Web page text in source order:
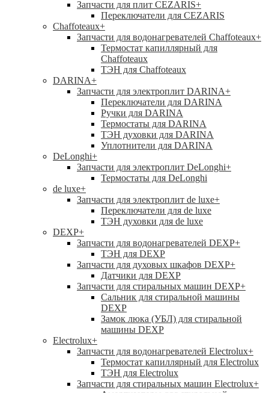
Запчасти для плит CEZARIS+
Переключатели для CEZARIS
Chaffoteaux+
Запчасти для водонагревателей Chaffoteaux+
Термостат капиллярный для
Chaffoteaux
ТЭН для Chaffoteaux
DARINA+
Запчасти для электроплит DARINA+
Переключатели для DARINA
Ручки для DARINA
Термостаты для DARINA
ТЭН духовки для DARINA
Уплотнители для DARINA
DeLonghi+
Запчасти для электроплит DeLonghi+
Термостаты для DeLonghi
de luxe+
Запчасти для электроплит de luxe+
Переключатели для de luxe
ТЭН духовки для de luxe
DEXP+
Запчасти для водонагревателей DEXP+
ТЭН для DEXP
Запчасти для духовых шкафов DEXP+
Датчики для DEXP
Запчасти для стиральных машин DEXP+
Сальник для стиральной машины
DEXP
Замок люка (УБЛ) для стиральной
машины DEXP
Electrolux+
Запчасти для водонагревателей Electrolux+
Термостат капиллярный для Electrolux
ТЭН для Electrolux
Запчасти для стиральных машин Electrolux+